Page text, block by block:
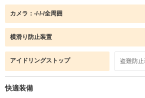
カメラ：-/-/-/全周囲
横滑り防止装置
アイドリングストップ 盗難防
快適装備